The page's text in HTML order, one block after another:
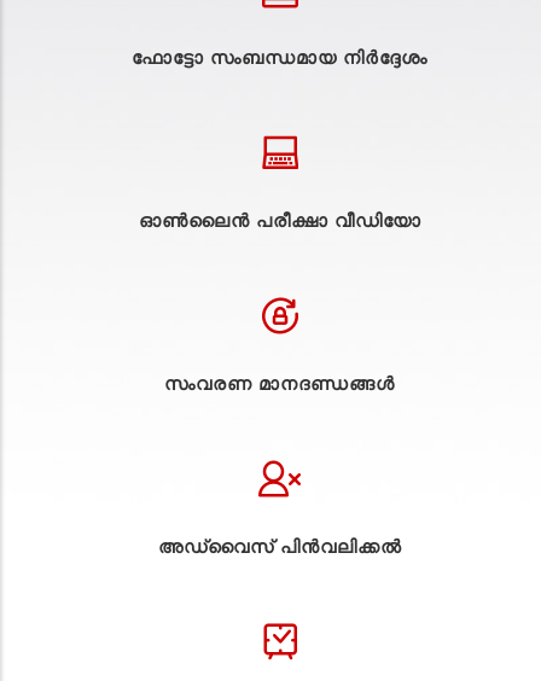
ഫോട്ടോ സംബന്ധമായ നിർദ്ദേശം
ഓൺലൈൻ പരീക്ഷാ വീഡിയോ
സംവരണ മാനദണ്ഡങ്ങൾ
അഡ്വൈസ് പിൻവലിക്കൽ